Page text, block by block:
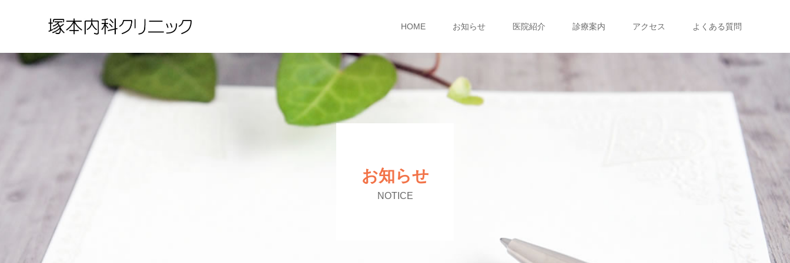
HOME お知らせ 医院紹介 診療案内 アクセス よくある質問
お知らせ
NOTICE